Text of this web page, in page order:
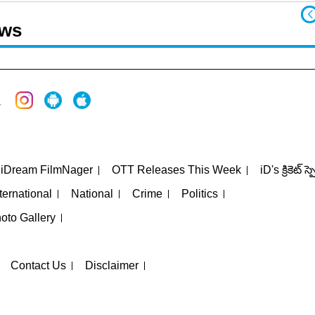
iDream FilmNager OTT Releases This Week
iD's క్రికెట్
National Crime
Politics
Gallery
Contact Us Disclaimer